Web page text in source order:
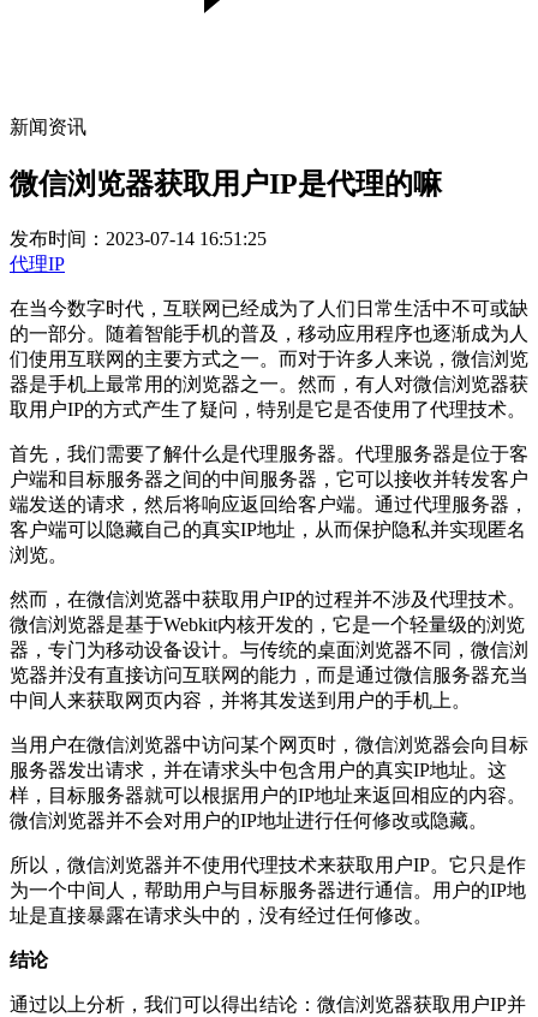
新闻资讯
微信浏览器获取用户IP是代理的嘛
发布时间：2023-07-14 16:51:25
代理IP
在当今数字时代，互联网已经成为了人们日常生活中不可或缺
的一部分。随着智能手机的普及，移动应用程序也逐渐成为人
们使用互联网的主要方式之一。而对于许多人来说，微信浏览
器是手机上最常用的浏览器之一。然而，有人对微信浏览器获
取用户IP的方式产生了疑问，特别是它是否使用了代理技术。
首先，我们需要了解什么是代理服务器。代理服务器是位于客
户端和目标服务器之间的中间服务器，它可以接收并转发客户
端发送的请求，然后将响应返回给客户端。通过代理服务器，
客户端可以隐藏自己的真实IP地址，从而保护隐私并实现匿名
浏览。
然而，在微信浏览器中获取用户IP的过程并不涉及代理技术。
微信浏览器是基于Webkit内核开发的，它是一个轻量级的浏览
器，专门为移动设备设计。与传统的桌面浏览器不同，微信浏
览器并没有直接访问互联网的能力，而是通过微信服务器充当
中间人来获取网页内容，并将其发送到用户的手机上。
当用户在微信浏览器中访问某个网页时，微信浏览器会向目标
服务器发出请求，并在请求头中包含用户的真实IP地址。这
样，目标服务器就可以根据用户的IP地址来返回相应的内容。
微信浏览器并不会对用户的IP地址进行任何修改或隐藏。
所以，微信浏览器并不使用代理技术来获取用户IP。它只是作
为一个中间人，帮助用户与目标服务器进行通信。用户的IP地
址是直接暴露在请求头中的，没有经过任何修改。
结论
通过以上分析，我们可以得出结论：微信浏览器获取用户IP并